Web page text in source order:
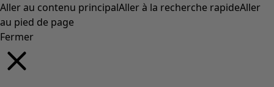
Aller au contenu principalAller à la recherche rapideAller
au pied de page
Fermer